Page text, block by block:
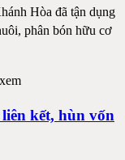
Hòa đã tận dụng
phân bón hữu cơ
kết, hùn vốn